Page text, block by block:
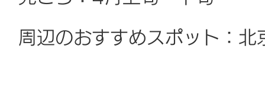
周辺のおすすめスポット：